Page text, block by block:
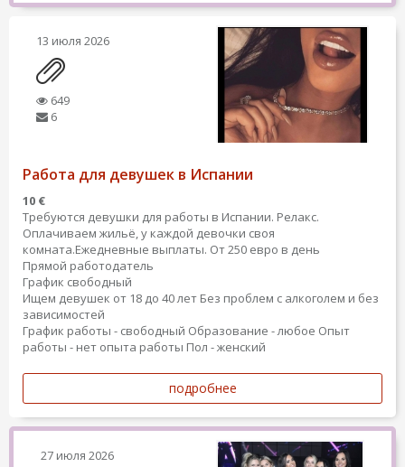
13 июля 2026
649
6
Работа для девушек в Испании
10 €
Требуются девушки для работы в Испании. Релакс.
Оплачиваем жильё, у каждой девочки своя
комната.Ежедневные выплаты. От 250 евро в день
Прямой работодатель
График свободный
Ищем девушек от 18 до 40 лет Без проблем с алкоголем и без
зависимостей
График работы - свободный Образование - любое Опыт
работы - нет опыта работы Пол - женский
подробнее
27 июля 2026